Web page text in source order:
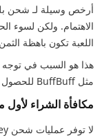
الاهتمام. ولكن لسوء
اللعبة تكون باهظة
هذا هو السبب في توجه
مثل BuffBuff للحصول على خدمة توب اب AFK Journey بأسعار رخيصة.
مكافأة الشراء لأول